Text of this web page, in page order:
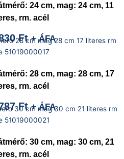
24 cm, mag: 24 cm, 11
rm. acél
Ft + ÁFA
28 cm, mag: 28 cm, 17
rm. acél
Ft + ÁFA
30 cm, mag: 30 cm, 21
rm. acél